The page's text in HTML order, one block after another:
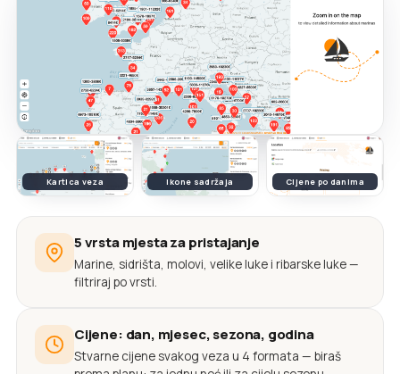
Kartica veza Ikone sadržaja Cijene po danima
5 vrsta mjesta za pristajanje
Marine, sidrišta, molovi, velike luke i ribarske luke —
filtriraj po vrsti.
Cijene: dan, mjesec, sezona, godina
Stvarne cijene svakog veza u 4 formata — biraš